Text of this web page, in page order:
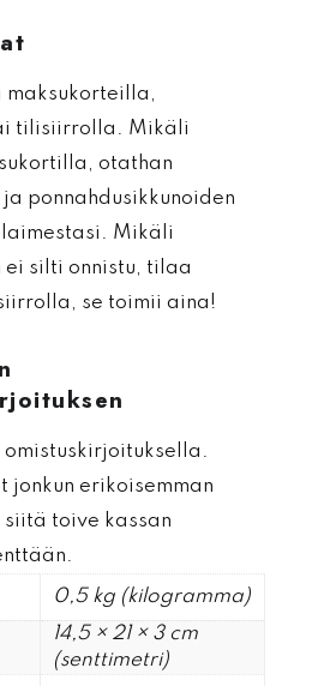
maksukorteilla,
tilisiirrolla. Mikäli
otathan
ponnahdusikkunoiden
Mikäli
ei silti onnistu, tilaa
se toimii aina!
jonkun erikoisemman
toive kassan
0,5 kg (kilogramma)
14,5 × 21 × 3 cm
(senttimetri)